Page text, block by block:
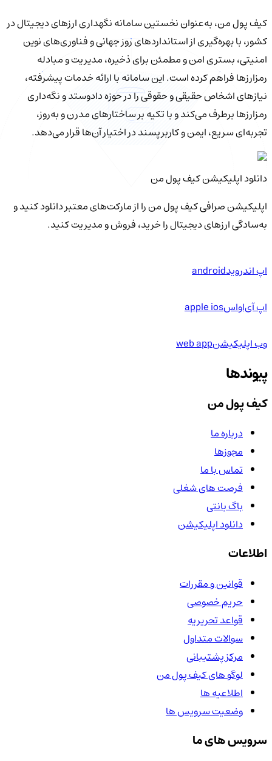
کیف‌ پول من، به‌عنوان نخستین سامانه نگهداری ارزهای دیجیتال در
کشور، با بهره‌گیری از استانداردهای روز جهانی و فناوری‌های نوین
امنیتی، بستری امن و مطمئن برای ذخیره، مدیریت و مبادله
رمزارزها فراهم کرده است. این سامانه با ارائه خدمات پیشرفته،
نیازهای اشخاص حقیقی و حقوقی را در حوزه دادوستد و نگه‌داری
رمزارزها برطرف می‌کند و با تکیه بر ساختارهای مدرن و به‌روز،
تجربه‌ای سریع، ایمن و کاربرپسند در اختیار آن‌ها قرار می‌دهد.
دانلود اپلیکیشن کیف‌ پول من
اپلیکیشن صرافی کیف پول من را از مارکت‌های معتبر دانلود کنید و
به‌سادگی ارزهای دیجیتال را خرید، فروش و مدیریت کنید.
اپ اندرویدandroid
اپ آی‌او‌اسapple ios
وب اپلیکیشنweb app
پیوندها
کیف پول من
درباره ما
مجوزها
تماس با ما
فرصت های شغلی
باگ بانتی
دانلود اپلیکیشن
اطلاعات
قوانین و مقررات
حریم خصوصی
قواعد تحریریه
سوالات متداول
مرکز پشتیبانی
لوگو های کیف پول من
اطلاعیه ها
وضعیت سرویس ها
سرویس های ما